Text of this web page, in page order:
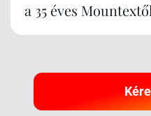
a 35 éves Mountextől